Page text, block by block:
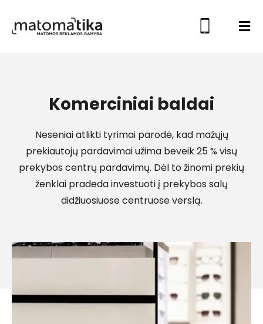
Komerciniai baldai
Neseniai atlikti tyrimai parodė, kad mažųjų
prekiautojų pardavimai užima beveik 25 % visų
prekybos centrų pardavimų. Dėl to žinomi prekių
ženklai pradeda investuoti į prekybos salų
didžiuosiuose centruose verslą.